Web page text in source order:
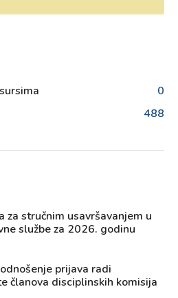
0
488
za stručnim usavršavanjem u
službe za 2026. godinu
prijava radi
članova disciplinskih komisija